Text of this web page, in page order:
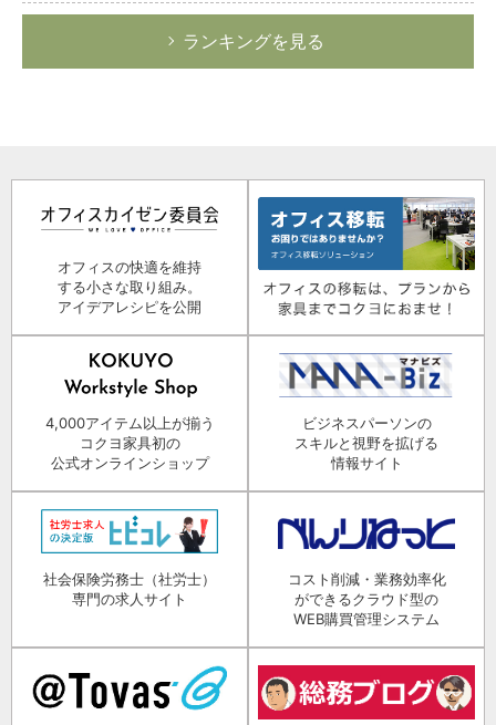
ランキングを見る
オフィスの快適を維持
する小さな取り組み。
アイデアレシピを公開
4,000アイテム以上が揃う
コクヨ家具初の
公式オンラインショップ
ビジネスパーソンの
スキルと視野を拡げる
情報サイト
社会保険労務士（社労士）
専門の求人サイト
コスト削減・業務効率化
ができるクラウド型の
WEB購買管理システム